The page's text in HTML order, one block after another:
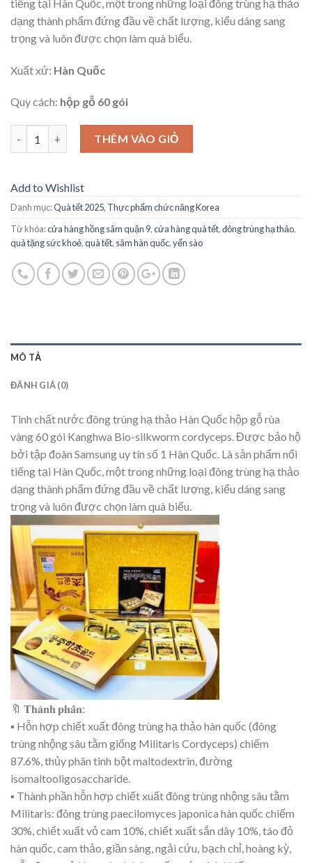
tiếng tại Hàn Quốc, một trong những loại đông trùng hạ thảo
dạng thành phẩm đứng đầu về chất lượng, kiểu dáng sang
trọng và luôn được chọn làm quà biếu.
Xuất xứ: Hàn Quốc
Quy cách: hộp gỗ 60 gói
THÊM VÀO GIỎ
Add to Wishlist
Danh mục:Quà tết 2025, Thực phẩm chức năng Korea
Từ khóa:cửa hàng hồng sâm quận 9,cửa hàng quà tết,đông trùng hạ thảo,
quà tặng sức khoẻ,quà tết, sâm hàn quốc,yến sào
MÔ TẢ
ĐÁNH GIÁ (0)
Tinh chất nước đông trùng hạ thảo Hàn Quốc hộp gỗ rùa
vàng 60 gói Kanghwa Bio-silkworm cordyceps.Được bảo hộ
bởi tập đoàn Samsung uy tín số 1 Hàn Quốc. Là sản phẩm nổi
tiếng tại Hàn Quốc, một trong những loại đông trùng hạ thảo
dạng thành phẩm đứng đầu về chất lượng, kiểu dáng sang
trọng và luôn được chọn làm quà biếu.
🔖 𝐓𝐡𝐚̀𝐧𝐡 𝐩𝐡𝐚̂̀𝐧:
▪ Hỗn hợp chiết xuất đông trùng hạ thảo hàn quốc (đông
trùng nhộng sâu tằm giống Militaris Cordyceps) chiếm
87.6%, thủy phân tinh bột maltodextrin, đường
isomaltooligosaccharide.
▪ Thành phần hỗn hợp chiết xuất đông trùng nhộng sâu tằm
Militaris: đông trùng paecilomyces japonica hàn quốc chiếm
30%, chiết xuất vỏ cam 10%, chiết xuất sắn dây 10%, táo đỏ
hàn quốc, cam thảo, giần sàng, ngải cứu, bạch chỉ, hoàng kỳ,